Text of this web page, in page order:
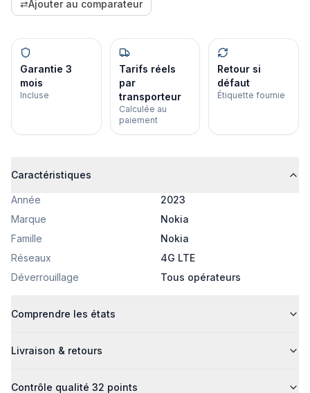
⇄Ajouter au comparateur
Garantie 3
mois
Incluse
Tarifs réels
par
transporteur
Calculée au
paiement
Retour si
défaut
Étiquette fournie
Caractéristiques
Année
2023
Marque
Nokia
Famille
Nokia
Réseaux
4G LTE
Déverrouillage
Tous opérateurs
Comprendre les états
Livraison & retours
Contrôle qualité 32 points